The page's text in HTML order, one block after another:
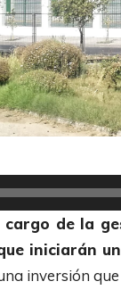
cargo de la
iniciarán
inversión